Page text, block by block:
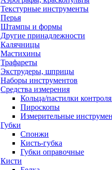
Текстурные инструменты
Перья
Штампы и формы
Другие принадлежности
Калячницы
Мастихины
Трафареты
Экструдеры, шприцы
Наборы инструментов
Средства измерения
Кольца/пастилки
Пироскопы
Измерительные
Губки
Спонжи
Кисть-губка
Губки оправочные
Кисти